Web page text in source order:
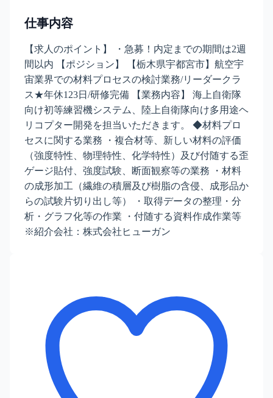
仕事内容
【求人のポイント】 ・急募！内定までの期間は2週
間以内 【ポジション】 【栃木県宇都宮市】航空宇
宙業界での材料プロセスの検討業務/リーダークラ
ス★年休123日/研修完備 【業務内容】 海上自衛隊
向け初等練習機システム、陸上自衛隊向け多用途ヘ
リコプター開発を担当いただきます。 ◆材料プロ
セスに関する業務 ・複合材等、新しい材料の評価
（強度特性、物理特性、化学特性）及び付随する歪
ゲージ貼付、強度試験、断面観察等の業務 ・材料
の成形加工（繊維の積層及び樹脂の含侵、成形品か
らの試験片切り出し等） ・取得データの整理・分
析・グラフ化等の作業 ・付随する資料作成作業等
※紹介会社：株式会社ヒューガン